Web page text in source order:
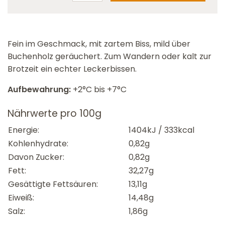
Fein im Geschmack, mit zartem Biss, mild über
Buchenholz geräuchert. Zum Wandern oder kalt zur
Brotzeit ein echter Leckerbissen.
Aufbewahrung: +2°C bis +7°C
Nährwerte pro 100g
Energie:
1404kJ / 333kcal
Kohlenhydrate:
0,82g
Davon Zucker:
0,82g
Fett:
32,27g
Gesättigte Fettsäuren:
13,11g
Eiweiß:
14,48g
Salz:
1,86g